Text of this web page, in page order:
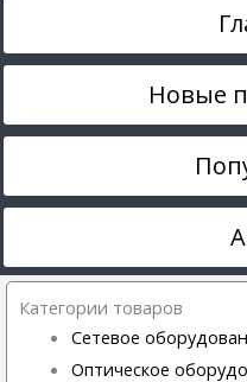
Новые
Категории товаров
Сетевое
Оптическое